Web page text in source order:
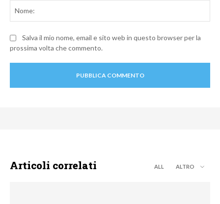
Salva il mio nome, email e sito web in questo browser per la
prossima volta che commento.
Articoli correlati ALL ALTRO